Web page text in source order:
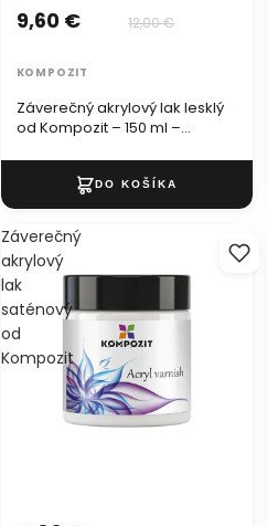
Záverečný akrylový lak lesklý
od Kompozit – 150 ml –
9,60 € 12,00 €
KOMPOZIT
Záverečný
akrylový
lak
saténový
od
Kompozit